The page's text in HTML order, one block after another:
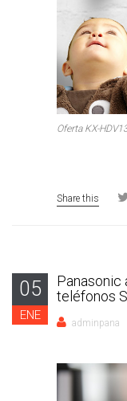
Oferta KX-
Share this
05
ENE
Panasonic
teléfonos
adminpana